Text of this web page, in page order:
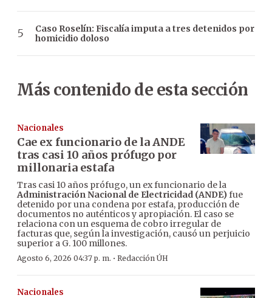
Caso Roselín: Fiscalía imputa a tres detenidos por
homicidio doloso
Más contenido de esta sección
Nacionales
Cae ex funcionario de la ANDE
tras casi 10 años prófugo por
millonaria estafa
Tras casi 10 años prófugo, un ex funcionario de la
Administración Nacional de Electricidad (ANDE)fue
detenido por una condena por estafa, producción de
documentos no auténticos y apropiación. El caso se
relaciona con un esquema de cobro irregular de
facturas que, según la investigación, causó un perjuicio
superior a G. 100 millones.
Agosto 6, 2026 04:37 p. m. · Redacción ÚH
Nacionales